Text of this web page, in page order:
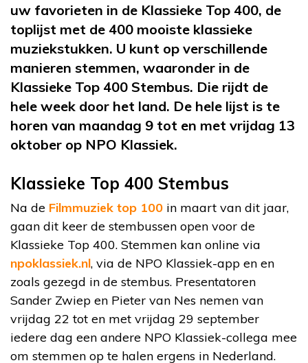
uw favorieten in de Klassieke Top 400, de
toplijst met de 400 mooiste klassieke
muziekstukken. U kunt op verschillende
manieren stemmen, waaronder in de
Klassieke Top 400 Stembus. Die rijdt de
hele week door het land. De hele lijst is te
horen van maandag 9 tot en met vrijdag 13
oktober op NPO Klassiek.
Klassieke Top 400 Stembus
Na de Filmmuziek top 100 in maart van dit jaar,
gaan dit keer de stembussen open voor de
Klassieke Top 400. Stemmen kan online via
npoklassiek.nl, via de NPO Klassiek-app en en
zoals gezegd in de stembus. Presentatoren
Sander Zwiep en Pieter van Nes nemen van
vrijdag 22 tot en met vrijdag 29 september
iedere dag een andere NPO Klassiek-collega mee
om stemmen op te halen ergens in Nederland.